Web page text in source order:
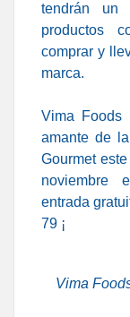
tendrán un
productos
comprar y
marca.
Vima Foods
amante de
Gourmet
noviembre
entrada
79 ¡
Vima